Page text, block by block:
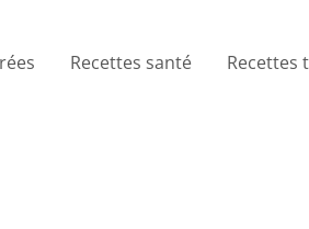
Recettes santé Recettes